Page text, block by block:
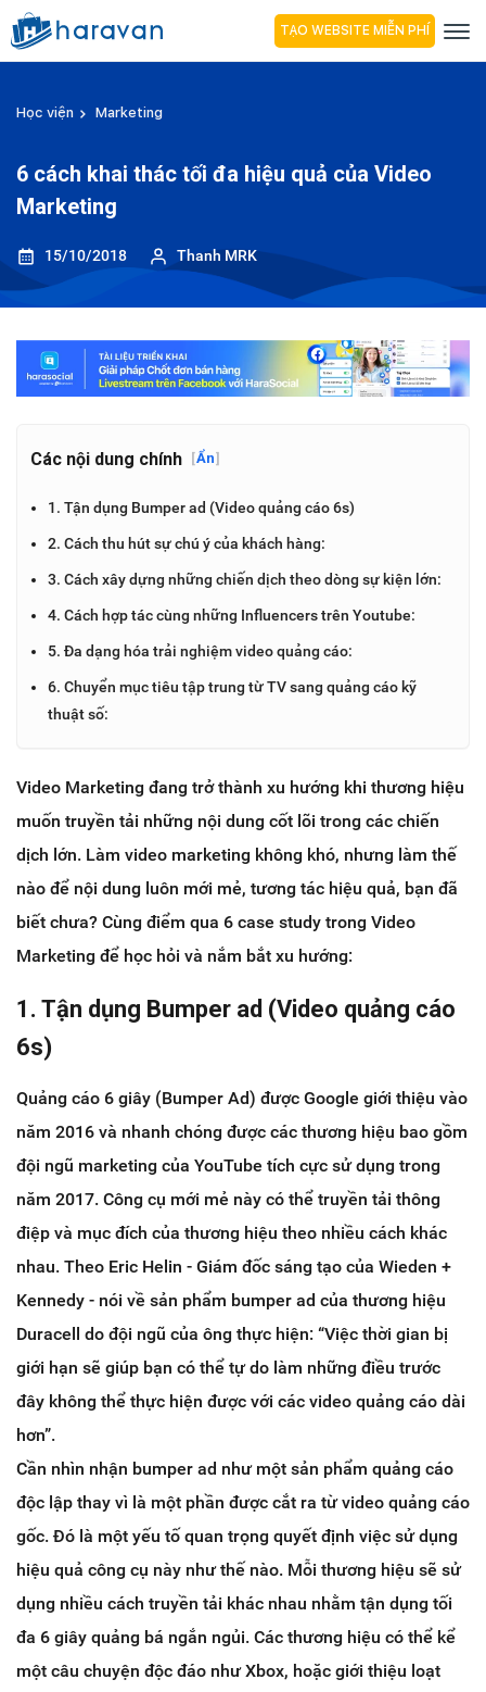
TẠO WEBSITE MIỄN PHÍ
Học viện Marketing
6 cách khai thác tối đa hiệu quả của Video
Marketing
15/10/2018 Thanh MRK
Các nội dung chính [Ẩn]
1. Tận dụng Bumper ad (Video quảng cáo 6s)
2. Cách thu hút sự chú ý của khách hàng:
3. Cách xây dựng những chiến dịch theo dòng sự kiện lớn:
4. Cách hợp tác cùng những Influencers trên Youtube:
5. Đa dạng hóa trải nghiệm video quảng cáo:
6. Chuyển mục tiêu tập trung từ TV sang quảng cáo kỹ
thuật số:
Video Marketing đang trở thành xu hướng khi thương hiệu
muốn truyền tải những nội dung cốt lõi trong các chiến
dịch lớn. Làm video marketing không khó, nhưng làm thế
nào để nội dung luôn mới mẻ, tương tác hiệu quả, bạn đã
biết chưa? Cùng điểm qua 6 case study trong Video
Marketing để học hỏi và nắm bắt xu hướng:
1. Tận dụng Bumper ad (Video quảng cáo
6s)
Quảng cáo 6 giây (Bumper Ad) được Google giới thiệu vào
năm 2016 và nhanh chóng được các thương hiệu bao gồm
đội ngũ marketing của YouTube tích cực sử dụng trong
năm 2017. Công cụ mới mẻ này có thể truyền tải thông
điệp và mục đích của thương hiệu theo nhiều cách khác
nhau. Theo Eric Helin - Giám đốc sáng tạo của Wieden +
Kennedy - nói về sản phẩm bumper ad của thương hiệu
Duracell do đội ngũ của ông thực hiện: “Việc thời gian bị
giới hạn sẽ giúp bạn có thể tự do làm những điều trước
đây không thể thực hiện được với các video quảng cáo dài
hơn”.
Cần nhìn nhận bumper ad như một sản phẩm quảng cáo
độc lập thay vì là một phần được cắt ra từ video quảng cáo
gốc. Đó là một yếu tố quan trọng quyết định việc sử dụng
hiệu quả công cụ này như thế nào. Mỗi thương hiệu sẽ sử
dụng nhiều cách truyền tải khác nhau nhằm tận dụng tối
đa 6 giây quảng bá ngắn ngủi. Các thương hiệu có thể kể
một câu chuyện độc đáo như Xbox, hoặc giới thiệu loạt